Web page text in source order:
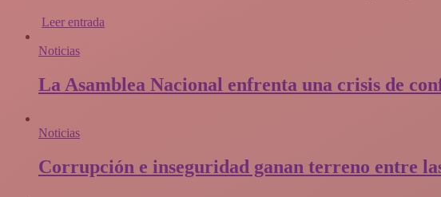
Leer entrada
Noticias
La Asamblea Nacional enfrenta una crisis de
Noticias
Corrupción e inseguridad ganan terreno entre